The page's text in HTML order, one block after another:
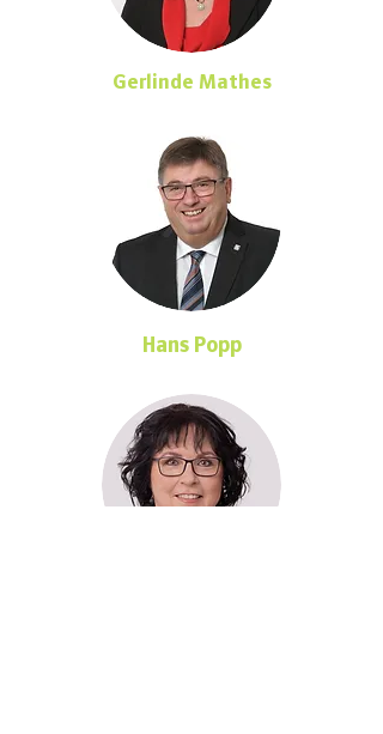
Gerlinde Mathes
Hans Popp